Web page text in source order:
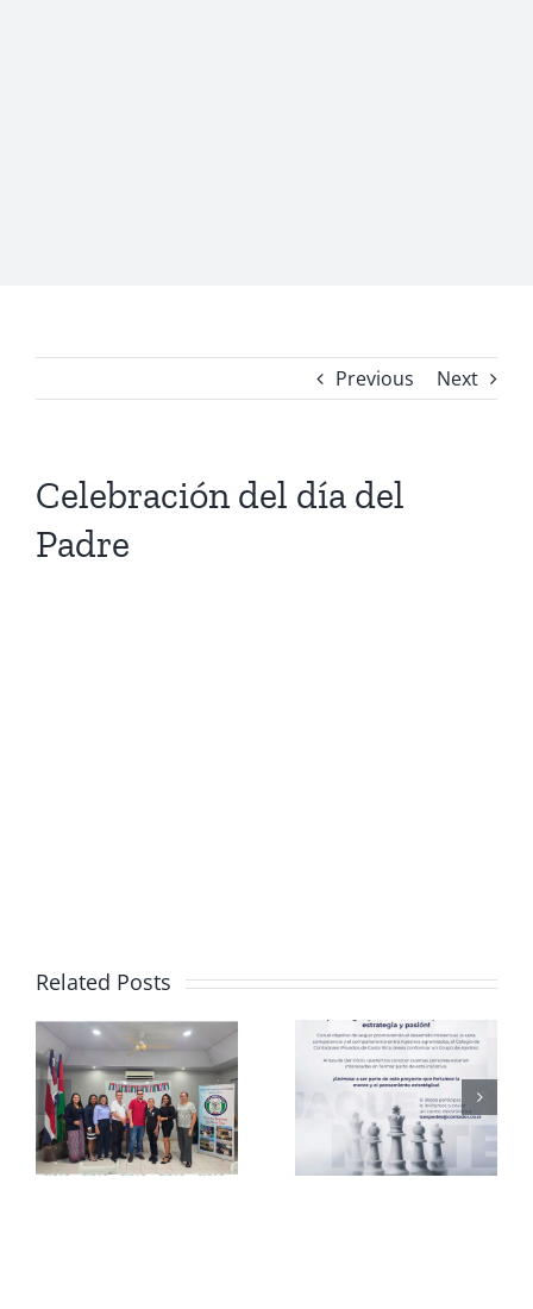
Previous Next
Celebración del día del
Padre
Related Posts
Club de
Ajedrez
CCPCR
Informa